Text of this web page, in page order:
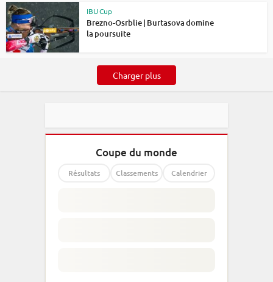
IBU Cup
Brezno-Osrblie | Burtasova domine
la poursuite
Charger plus
Coupe du monde
Résultats Classements Calendrier